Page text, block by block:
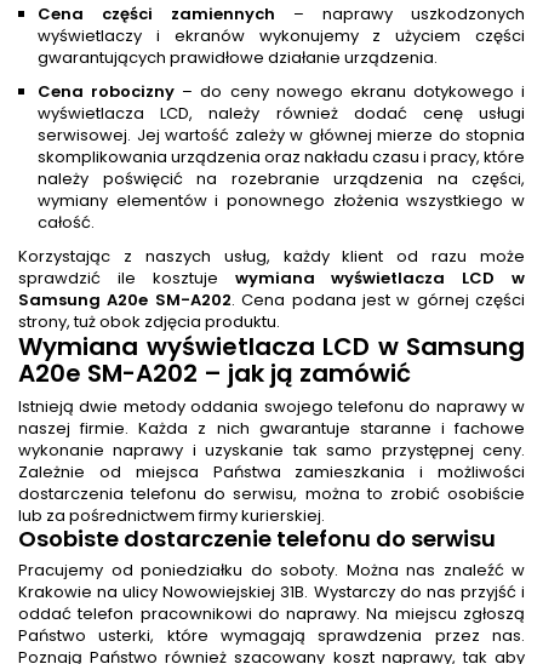
Cena części zamiennych – naprawy uszkodzonych
wyświetlaczy i ekranów wykonujemy z użyciem części
gwarantujących prawidłowe działanie urządzenia.
Cena robocizny – do ceny nowego ekranu dotykowego i
wyświetlacza LCD, należy również dodać cenę usługi
serwisowej. Jej wartość zależy w głównej mierze do stopnia
skomplikowania urządzenia oraz nakładu czasu i pracy, które
należy poświęcić na rozebranie urządzenia na części,
wymiany elementów i ponownego złożenia wszystkiego w
całość.
Korzystając z naszych usług, każdy klient od razu może
sprawdzić ile kosztuje wymiana wyświetlacza LCD w
Samsung A20e SM-A202. Cena podana jest w górnej części
strony, tuż obok zdjęcia produktu.
Wymiana wyświetlacza LCD w Samsung
A20e SM-A202 – jak ją zamówić
Istnieją dwie metody oddania swojego telefonu do naprawy w
naszej firmie. Każda z nich gwarantuje staranne i fachowe
wykonanie naprawy i uzyskanie tak samo przystępnej ceny.
Zależnie od miejsca Państwa zamieszkania i możliwości
dostarczenia telefonu do serwisu, można to zrobić osobiście
lub za pośrednictwem firmy kurierskiej.
Osobiste dostarczenie telefonu do serwisu
Pracujemy od poniedziałku do soboty. Można nas znaleźć w
Krakowie na ulicy Nowowiejskiej 31B. Wystarczy do nas przyjść i
oddać telefon pracownikowi do naprawy. Na miejscu zgłoszą
Państwo usterki, które wymagają sprawdzenia przez nas.
Poznają Państwo również szacowany koszt naprawy, tak aby